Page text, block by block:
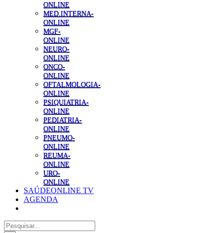
ONLINE
MED.INTERNA-
ONLINE
MGF-
ONLINE
NEURO-
ONLINE
ONCO-
ONLINE
OFTALMOLOGIA-
ONLINE
PSIQUIATRIA-
ONLINE
PEDIATRIA-
ONLINE
PNEUMO-
ONLINE
REUMA-
ONLINE
URO-
ONLINE
SAÚDEONLINE TV
AGENDA
Pesquisar